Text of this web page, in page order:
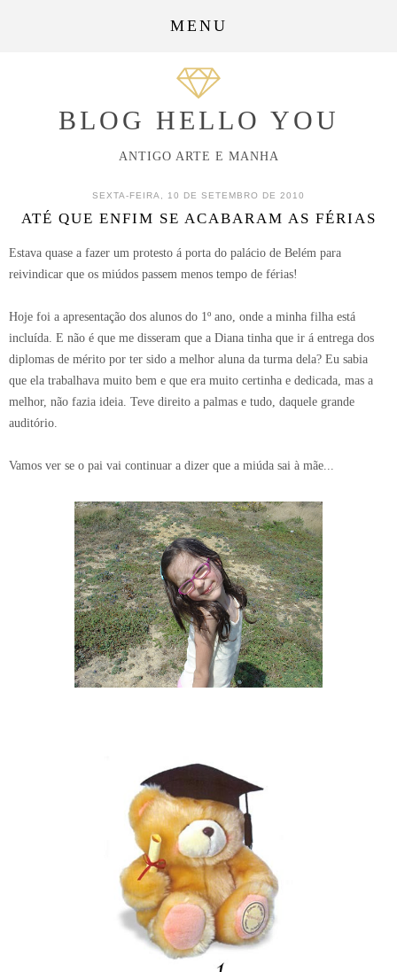
MENU
BLOG HELLO YOU
ANTIGO ARTE E MANHA
SEXTA-FEIRA, 10 DE SETEMBRO DE 2010
ATÉ QUE ENFIM SE ACABARAM AS FÉRIAS
Estava quase a fazer um protesto á porta do palácio de Belém para
reivindicar que os miúdos passem menos tempo de férias!
Hoje foi a apresentação dos alunos do 1º ano, onde a minha filha está
incluída. E não é que me disseram que a Diana tinha que ir á entrega dos
diplomas de mérito por ter sido a melhor aluna da turma dela? Eu sabia
que ela trabalhava muito bem e que era muito certinha e dedicada, mas a
melhor, não fazia ideia. Teve direito a palmas e tudo, daquele grande
auditório.
Vamos ver se o pai vai continuar a dizer que a miúda sai à mãe...